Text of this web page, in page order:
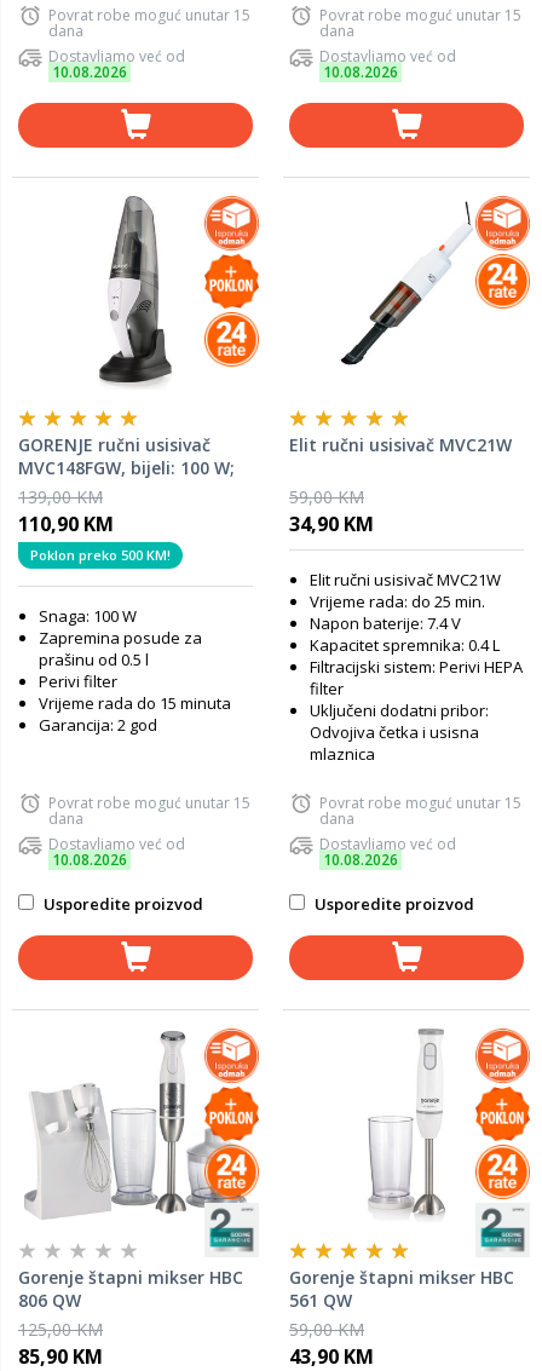
Povrat robe moguć unutar 15
dana
Dostavljamo već od
10.08.2026
Povrat robe moguć unutar 15
dana
Dostavljamo već od
10.08.2026
GORENJE ručni usisivač
MVC148FGW, bijeli: 100 W;
zapremina 0.5 L
139,00 KM
110,90 KM
Poklon preko 500 KM!
Snaga: 100 W
Zapremina posude za
prašinu od 0.5 l
Perivi filter
Vrijeme rada do 15 minuta
Garancija: 2 god
Povrat robe moguć unutar 15
dana
Dostavljamo već od
10.08.2026
Usporedite proizvod
Elit ručni usisivač MVC21W
59,00 KM
34,90 KM
Elit ručni usisivač MVC21W
Vrijeme rada: do 25 min.
Napon baterije: 7.4 V
Kapacitet spremnika: 0.4 L
Filtracijski sistem: Perivi HEPA
filter
Uključeni dodatni pribor:
Odvojiva četka i usisna
mlaznica
Povrat robe moguć unutar 15
dana
Dostavljamo već od
10.08.2026
Usporedite proizvod
Gorenje štapni mikser HBC
806 QW
125,00 KM
85,90 KM
Gorenje štapni mikser HBC
561 QW
59,00 KM
43,90 KM